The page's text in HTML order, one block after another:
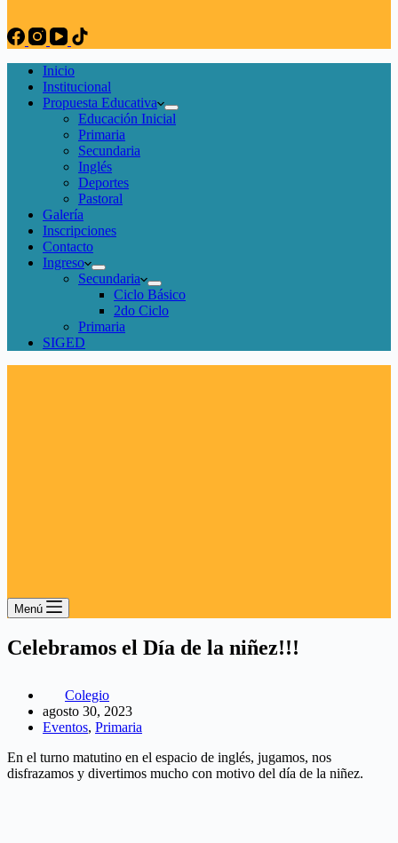
Inicio
Institucional
Propuesta Educativa
Educación Inicial
Primaria
Secundaria
Inglés
Deportes
Pastoral
Galería
Inscripciones
Contacto
Ingreso
Secundaria
Ciclo Básico
2do Ciclo
Primaria
SIGED
Menú
Celebramos el Día de la niñez!!!
Colegio
agosto 30, 2023
Eventos, Primaria
En el turno matutino en el espacio de inglés, jugamos, nos
disfrazamos y divertimos mucho con motivo del día de la niñez.